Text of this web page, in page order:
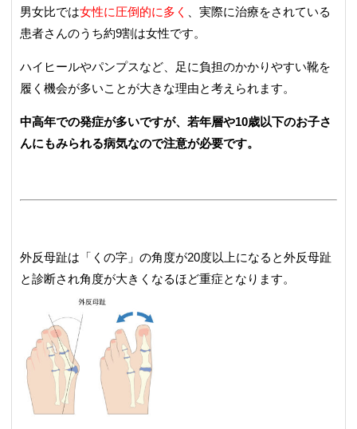
男女比では女性に圧倒的に多く 、実際に治療をされている
患者さんのうち約9割は女性です。
ハイヒールやパンプスなど、足に負担のかかりやすい靴を
履く機会が多いことが大きな理由と考えられます。
中高年での発症が多いですが、若年層や10歳以下のお子さ
んにもみられる病気なので注意が必要です。
外反母趾は「くの字」の角度が20度以上になると外反母趾
と診断され角度が大きくなるほど重症となります。